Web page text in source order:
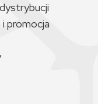
i promocja